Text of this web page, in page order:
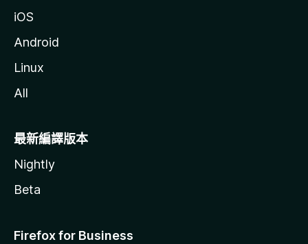
iOS
Android
Linux
All
最新編譯版本
Nightly
Beta
Firefox for Business